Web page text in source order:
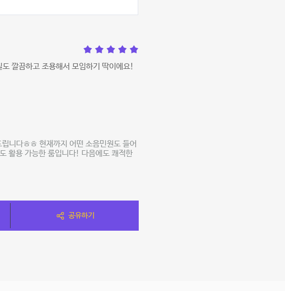
깔끔하고 조용해서 모임하기 딱이에요!
니다ㅎㅎ 현재까지 어떤 소음민원도 들어
활용 가능한 룸입니다! 다음에도 쾌적한
공유하기